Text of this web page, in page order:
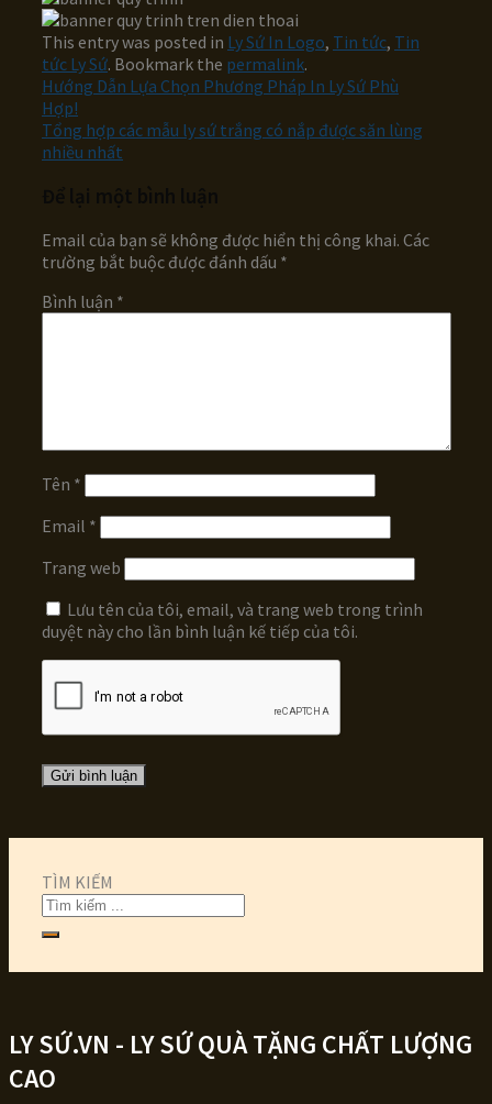
This entry was posted in Ly Sứ In Logo, Tin tức, Tin
tức Ly Sứ. Bookmark the permalink.
Hướng Dẫn Lựa Chọn Phương Pháp In Ly Sứ Phù
Hợp!
Tổng hợp các mẫu ly sứ trắng có nắp được săn lùng
nhiều nhất
Email của bạn sẽ không được hiển thị công khai. Các
trường bắt buộc được đánh dấu *
Bình luận *
Tên *
Email *
Trang web
Lưu tên của tôi, email, và trang web trong trình
duyệt này cho lần bình luận kế tiếp của tôi.
TÌM KIẾM
LY SỨ.VN - LY SỨ QUÀ TẶNG CHẤT LƯỢNG
CAO